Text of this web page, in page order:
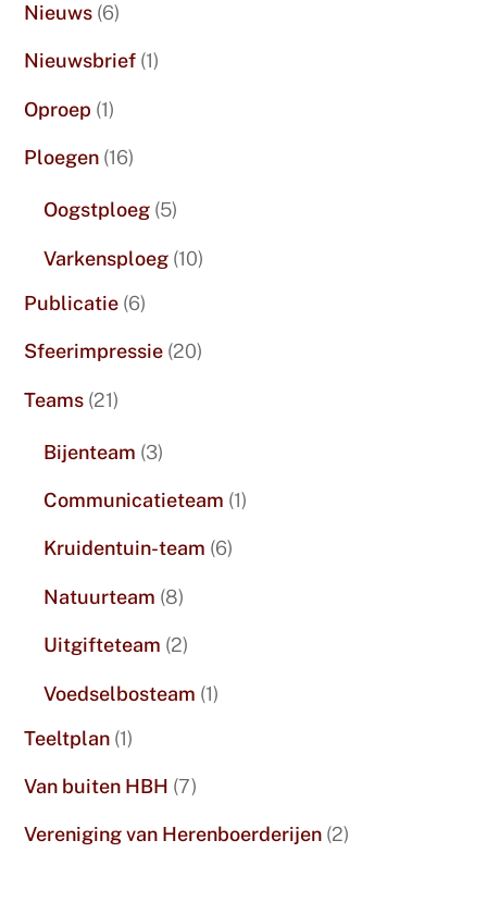
Nieuws (6)
Nieuwsbrief (1)
Oproep (1)
Ploegen (16)
Oogstploeg (5)
Varkensploeg (10)
Publicatie (6)
Sfeerimpressie (20)
Teams (21)
Bijenteam (3)
Communicatieteam (1)
Kruidentuin-team (6)
Natuurteam (8)
Uitgifteteam (2)
Voedselbosteam (1)
Teeltplan (1)
Van buiten HBH (7)
Vereniging van Herenboerderijen (2)